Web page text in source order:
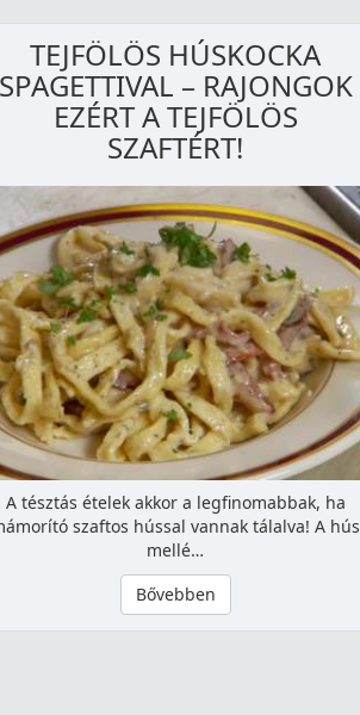
TEJFÖLÖS HÚSKOCKA
SPAGETTIVAL – RAJONGOK
EZÉRT A TEJFÖLÖS
SZAFTÉRT!
A tésztás ételek akkor a legfinomabbak, ha
szaftos hússal vannak tálalva! A hús
mellé…
Bővebben